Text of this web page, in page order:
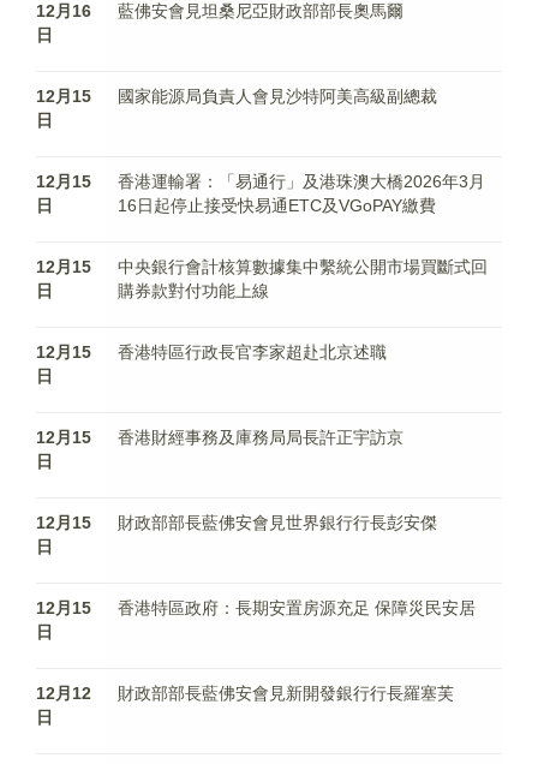
12月16
日
藍佛安會見坦桑尼亞財政部部長奧馬爾
12月15
日
國家能源局負責人會見沙特阿美高級副總裁
12月15
日
香港運輸署：「易通行」及港珠澳大橋2026年3月
16日起停止接受快易通ETC及VGoPAY繳費
12月15
日
中央銀行會計核算數據集中繫統公開市場買斷式回
購券款對付功能上線
12月15
日
香港特區行政長官李家超赴北京述職
12月15
日
香港財經事務及庫務局局長許正宇訪京
12月15
日
財政部部長藍佛安會見世界銀行行長彭安傑
12月15
日
香港特區政府：長期安置房源充足 保障災民安居
12月12
日
財政部部長藍佛安會見新開發銀行行長羅塞芙